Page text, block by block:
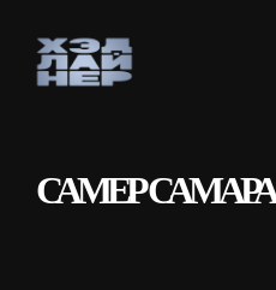
САМЕР САМАРА